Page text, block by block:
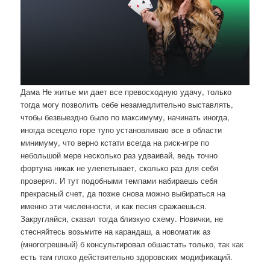
Дама Не житье ми дает все превосходную удачу, только
тогда могу позволить себе незамедлительно выставлять,
чтобы безвыездно было по максимуму, начинать иногда,
иногда всецело горе тупо установливаю все в области
минимуму, что верно кстати всегда на риск-игре по
небольшой мере несколько раз удваивай, ведь точно
фортуна никак не улепетывает, сколько раз для себя
проверял. И тут подобными темпами набираешь себя
прекрасный счет, да позже снова можно выбираться на
именно эти численности, и как песня сражаешься.
Закругляйся, сказал тогда близкую схему. Новички, не
стесняйтесь возьмите на карандаш, а новоматик аз
(многогрешный) б консультировал обшастать только, так как
есть там плохо действительно здоровских модификаций.